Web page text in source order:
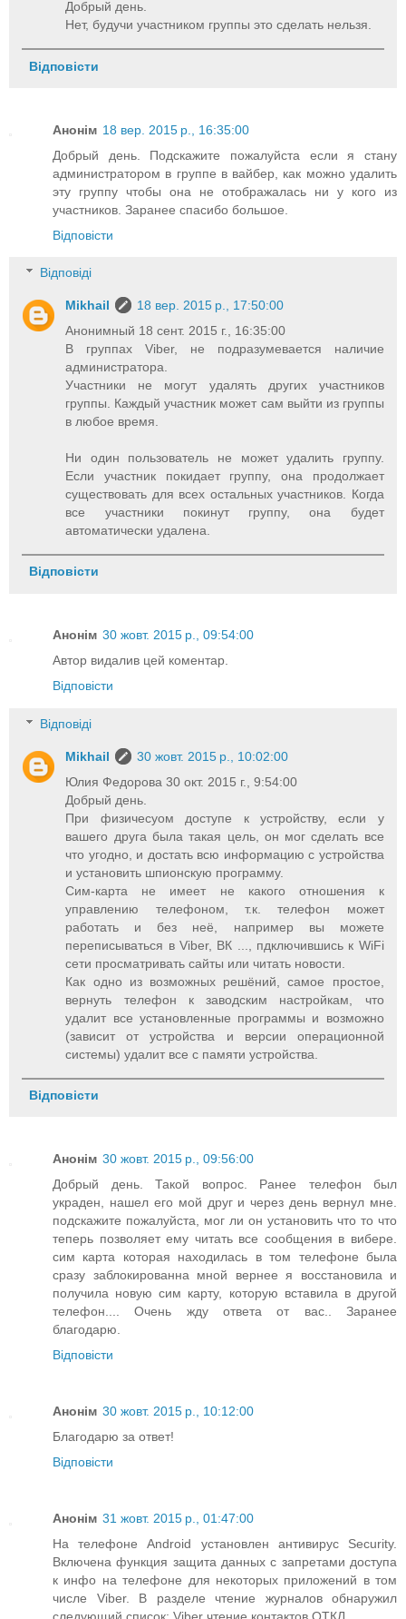
Добрый день.
Нет, будучи участником группы это сделать нельзя.
Відповісти
Анонім 18 вер. 2015 р., 16:35:00
Добрый день. Подскажите пожалуйста если я стану
администратором в группе в вайбер, как можно удалить
эту группу чтобы она не отображалась ни у кого из
участников. Заранее спасибо большое.
Відповісти
Відповіді
Mikhail
18 вер. 2015 р., 17:50:00
Анонимный 18 сент. 2015 г., 16:35:00
В группах Viber, не подразумевается наличие
администратора.
Участники не могут удалять других участников
группы. Каждый участник может сам выйти из группы
в любое время.
Ни один пользователь не может удалить группу.
Если участник покидает группу, она продолжает
существовать для всех остальных участников. Когда
все участники покинут группу, она будет
автоматически удалена.
Відповісти
Анонім 30 жовт. 2015 р., 09:54:00
Автор видалив цей коментар.
Відповісти
Відповіді
Mikhail
30 жовт. 2015 р., 10:02:00
Юлия Федорова 30 окт. 2015 г., 9:54:00
Добрый день.
При физичесуом доступе к устройству, если у
вашего друга была такая цель, он мог сделать все
что угодно, и достать всю информацию с устройства
и установить шпионскую программу.
Сим-карта не имеет не какого отношения к
управлению телефоном, т.к. телефон может
работать и без неё, например вы можете
переписываться в Viber, ВК ..., пдключившись к WiFi
сети просматривать сайты или читать новости.
Как одно из возможных решёний, самое простое,
вернуть телефон к заводским настройкам, что
удалит все установленные программы и возможно
(зависит от устройства и версии операционной
системы) удалит все с памяти устройства.
Відповісти
Анонім 30 жовт. 2015 р., 09:56:00
Добрый день. Такой вопрос. Ранее телефон был
украден, нашел его мой друг и через день вернул мне.
подскажите пожалуйста, мог ли он установить что то что
теперь позволяет ему читать все сообщения в вибере.
сим карта которая находилась в том телефоне была
сразу заблокированна мной вернее я восстановила и
получила новую сим карту, которую вставила в другой
телефон.... Очень жду ответа от вас.. Заранее
благодарю.
Відповісти
Анонім 30 жовт. 2015 р., 10:12:00
Благодарю за ответ!
Відповісти
Анонім 31 жовт. 2015 р., 01:47:00
На телефоне Android установлен антивирус Security.
Включена функция защита данных с запретами доступа
к инфо на телефоне для некоторых приложений в том
числе Viber. В разделе чтение журналов обнаружил